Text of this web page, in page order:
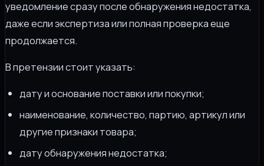
уведомление сразу после обнаружения недостатка,
даже если экспертиза или полная проверка еще
продолжается.
В претензии стоит указать:
дату и основание поставки или покупки;
наименование, количество, партию, артикул или
другие признаки товара;
дату обнаружения недостатка;